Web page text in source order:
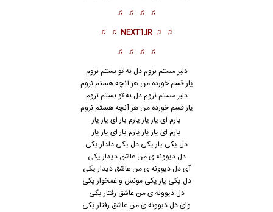
♫ ♫ ♫ ♫
♫ ♫
NEXT1.IR
♫ ♫
♫ ♫ ♫ ♫
دلبر مستم نروم دل به تو بستم نروم
یار قسم خورده من هر آنچه هستم نروم
دلبر مستم نروم دل به تو بستم نروم
یار قسم خورده من هر آنچه هستم نروم
یارم ای یار یار یارم یار ای یار یار
یارم ای یار یار یارم یار ای یار یار
دل یکی یار یکی دل یکی دلدار یکی
دل دیوونه ی من عاشق دیدار یکی
آی دل دیوونه ی من عاشق دیدار یکی
دل یکی یار یکی مونس و غمخوار یکی
دل دیوونه ی من عاشق رفتار یکی
وای دل دیوونه ی من عاشق رفتار یکی